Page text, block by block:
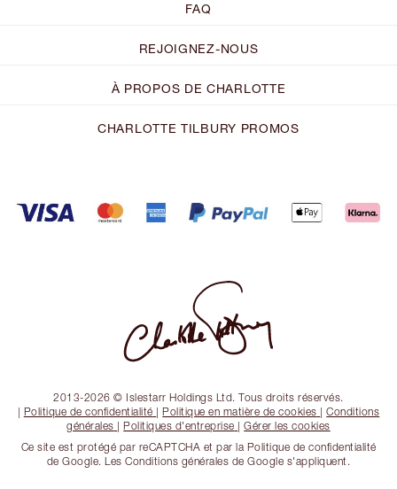
FAQ
REJOIGNEZ-NOUS
À PROPOS DE CHARLOTTE
CHARLOTTE TILBURY PROMOS
2013-2026 © Islestarr Holdings Ltd. Tous droits réservés.
| Politique de confidentialité |Politique en matière de cookies |Conditions
générales |Politiques d'entreprise |Gérer les cookies
Ce site est protégé par reCAPTCHA et par la Politique de confidentialité
de Google. Les Conditions générales de Google s'appliquent.